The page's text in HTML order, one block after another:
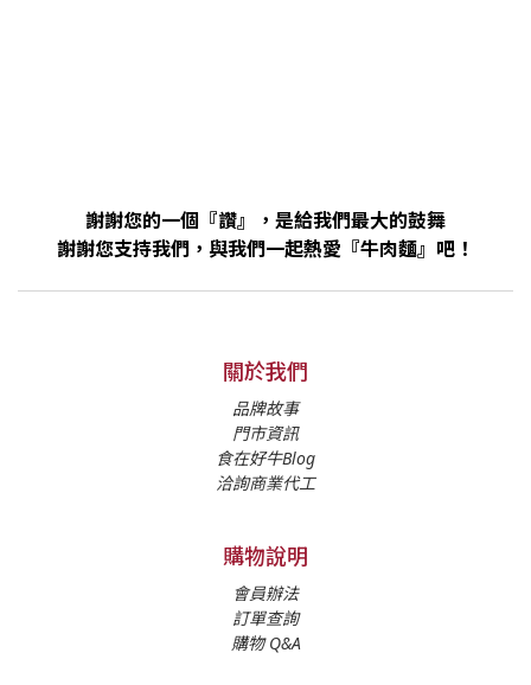
謝謝您的一個『讚』，是給我們最大的鼓舞
謝謝您支持我們，與我們一起熱愛『牛肉麵』吧！
關於我們
品牌故事
門市資訊
食在好牛Blog
洽詢商業代工
購物說明
會員辦法
訂單查詢
購物 Q&A